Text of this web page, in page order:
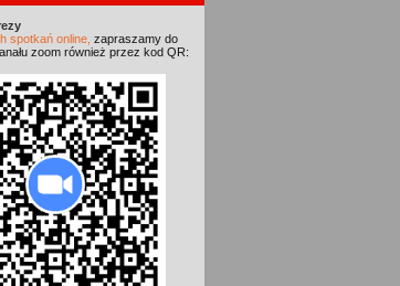
spotkań online, zapraszamy do
zoom również przez kod QR: